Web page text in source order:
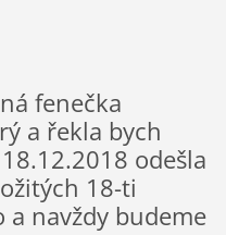
fenečka
a řekla bych
odešla
18-ti
a navždy budeme